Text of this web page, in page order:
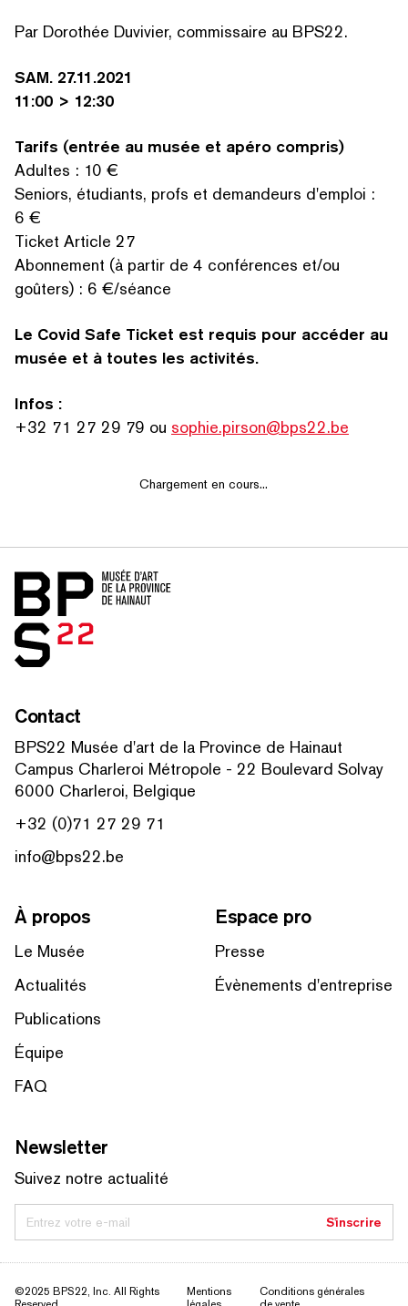
RECHERCHER PAR MOTS-CLÉS
Par Dorothée Duvivier, commissaire au BPS22.
SAM. 27.11.2021
11:00 > 12:30
Tarifs (entrée au musée et apéro compris)
Adultes : 10 €
Seniors, étudiants, profs et demandeurs d'emploi :
6 €
Ticket Article 27
Abonnement (à partir de 4 conférences et/​ou
goûters) : 6 €/​séance
Le Covid Safe Ticket est requis pour accéder au
musée et à toutes les activités.
Infos :
+32 71 27 29 79 ou sophie.pirson@bps22.be
Chargement en cours...
Accueil
Contact
BPS22 Musée d'art de la Province de Hainaut
Campus Charleroi Métropole - 22 Boulevard Solvay
6000 Charleroi, Belgique
+32 (0)71 27 29 71
info@bps22.be
À propos
Le Musée
Actualités
Publications
Équipe
FAQ
Espace pro
Presse
Évènements d'entreprise
Newsletter
Suivez notre actualité
Entrez votre e-mail S'inscrire
©2025 BPS22, Inc. All Rights
Mentions
Conditions générales